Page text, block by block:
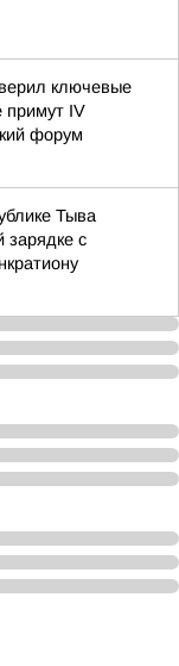
ключевые
примут IV
форум
Тыва
зарядке с